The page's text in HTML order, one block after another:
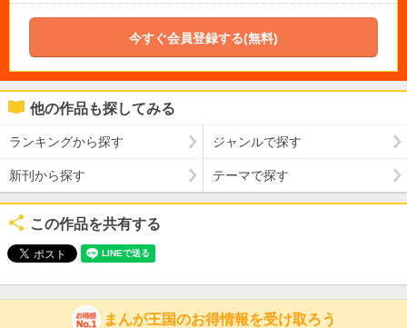
今すぐ会員登録する(無料)
他の作品も探してみる
ランキングから探す ジャンルで探す
新刊から探す テーマで探す
この作品を共有する
まんが王国のお得情報を受け取ろう